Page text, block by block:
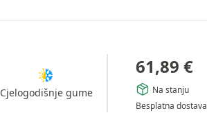
Cjelogodišnje gume
61,89 €
Na stanju
Besplatna dostava